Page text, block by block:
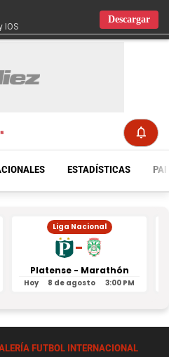
IOS
Descargar
ESTADÍSTICAS
Liga Nacional
-
Platense - Marathón
Hoy 8 de agosto 3:00 PM
FUTBOL INTERNACIONAL